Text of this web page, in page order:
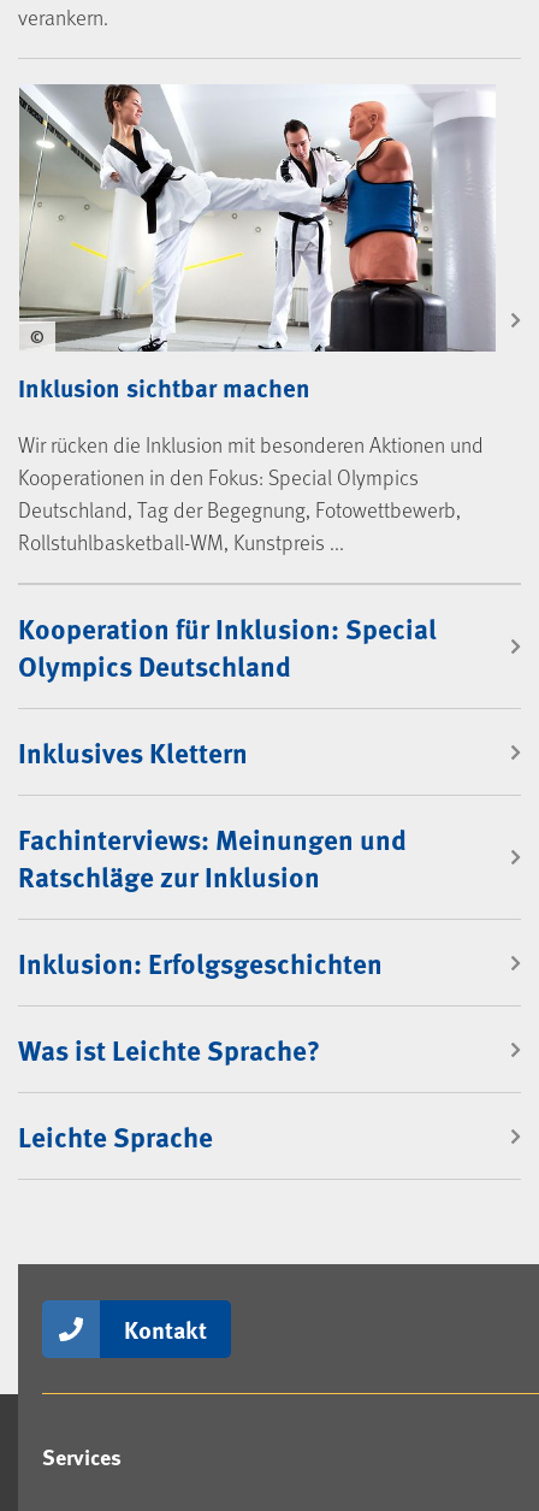
verankern.
Inklusion sichtbar machen
Wir rücken die Inklusion mit besonderen Aktionen und
Kooperationen in den Fokus: Special Olympics
Deutschland, Tag der Begegnung, Fotowettbewerb,
Rollstuhlbasketball-WM, Kunstpreis ...
©
Kooperation für Inklusion: Special
Olympics Deutschland
Inklusives Klettern
Fachinterviews: Meinungen und
Ratschläge zur Inklusion
Inklusion: Erfolgsgeschichten
Was ist Leichte Sprache?
Leichte Sprache
Kontakt
Services